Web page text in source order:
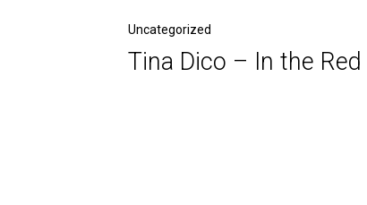
Uncategorized
Tina Dico – In the Red